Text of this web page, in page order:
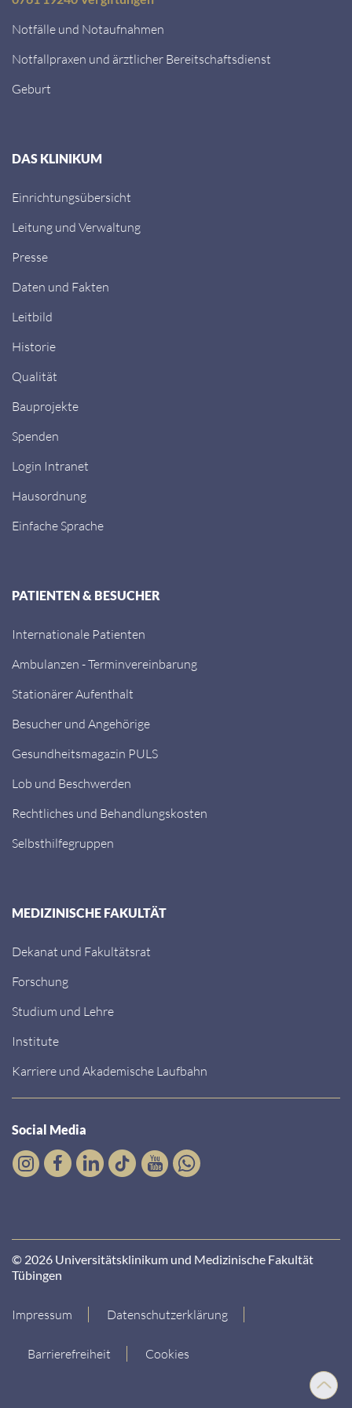
Nach
oben
Notfälle und Notaufnahmen
Notfallpraxen und ärztlicher Bereitschaftsdienst
Geburt
DAS KLINIKUM
Einrichtungsübersicht
Leitung und Verwaltung
Presse
Daten und Fakten
Leitbild
Historie
Qualität
Bauprojekte
Spenden
Login Intranet
Hausordnung
Einfache Sprache
PATIENTEN & BESUCHER
Internationale Patienten
Ambulanzen - Terminvereinbarung
Stationärer Aufenthalt
Besucher und Angehörige
Gesundheitsmagazin PULS
Lob und Beschwerden
Rechtliches und Behandlungskosten
Selbsthilfegruppen
MEDIZINISCHE FAKULTÄT
Dekanat und Fakultätsrat
Forschung
Studium und Lehre
Institute
Karriere und Akademische Laufbahn
Social Media
© 2026 Universitätsklinikum und Medizinische Fakultät
Tübingen
Impressum Datenschutzerklärung
Barrierefreiheit Cookies